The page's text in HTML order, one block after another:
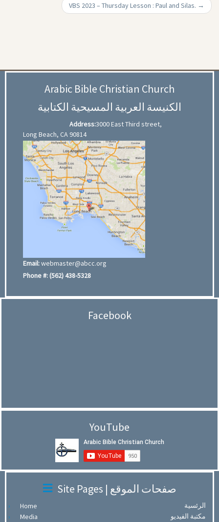
VBS 2023 – Thursday Lesson : Paul and Silas. →
Arabic Bible Christian Church
الكنيسة العربية المسيحية الكتابية
Address:3000 East Third street,
Long Beach, CA 90814
Email:webmaster@abcc.org
Phone #:(562) 438-5328
Facebook
YouTube
Site Pages | صفحات الموقع
Home
الرئسية
Media
مكتبة الفيديو